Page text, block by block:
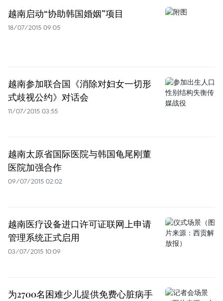
越南启动“协助韩国婚姻”项目
18/07/2015 09:05
越南参加联合国《消除对妇女一切形
式歧视公约》对话会
11/07/2015 03:55
越南太原省国际医院与韩国龟尾刚董
医院加强合作
09/07/2015 02:02
越南医疗设备进口许可证联网上申请
管理系统正式启用
03/07/2015 10:09
为2700名困难少儿提供免费心脏病手